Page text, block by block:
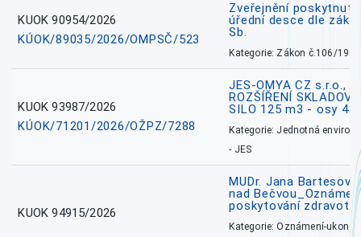
KUOK 90954/2026
KÚOK/89035/2026/OMPSČ/523
Zveřejnění
úřední desce dle
Sb.
Kategorie: Zákon č.106/1999
KUOK 93987/2026
KÚOK/71201/2026/OŽPZ/7288
JES-OMYA CZ s.r.o.,
ROZŠÍŘENÍ
SILO 125 m3 - osy
Kategorie: Jednotná
- JES
KUOK 94915/2026
MUDr. Jana
nad
poskytování
Kategorie: Oznámení-